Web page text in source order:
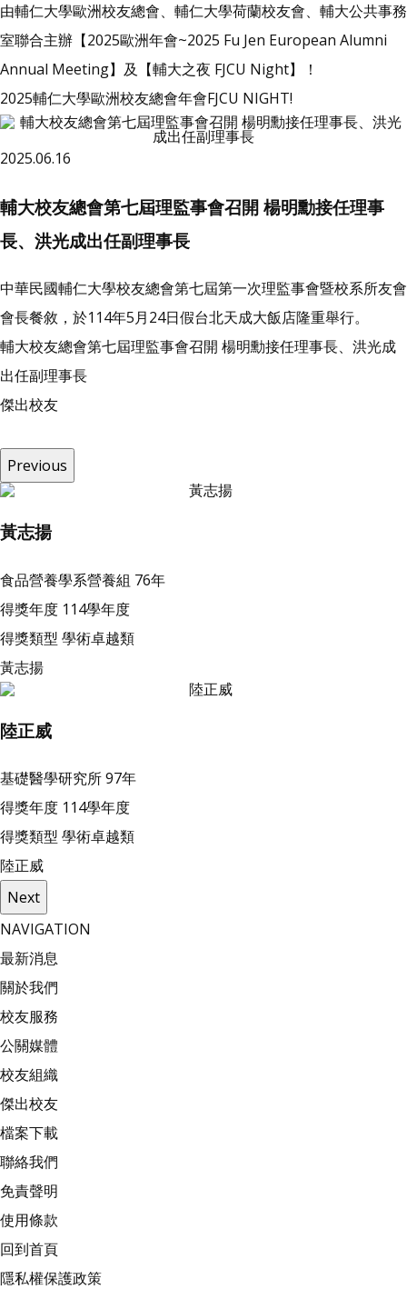
由輔仁大學歐洲校友總會、輔仁大學荷蘭校友會、輔大公共事務
室聯合主辦【2025歐洲年會~2025 Fu Jen European Alumni
Annual Meeting】及【輔大之夜 FJCU Night】！
2025輔仁大學歐洲校友總會年會FJCU NIGHT!
2025.06.16
輔大校友總會第七屆理監事會召開 楊明勳接任理事
長、洪光成出任副理事長
中華民國輔仁大學校友總會第七屆第一次理監事會暨校系所友會
會長餐敘，於114年5月24日假台北天成大飯店隆重舉行。
輔大校友總會第七屆理監事會召開 楊明勳接任理事長、洪光成
出任副理事長
傑出校友
Previous
黃志揚
食品營養學系營養組 76年
得獎年度 114學年度
得獎類型 學術卓越類
黃志揚
陸正威
基礎醫學研究所97年
得獎年度 114學年度
得獎類型 學術卓越類
陸正威
Next
NAVIGATION
最新消息
關於我們
校友服務
公關媒體
校友組織
傑出校友
檔案下載
聯絡我們
免責聲明
使用條款
回到首頁
隱私權保護政策